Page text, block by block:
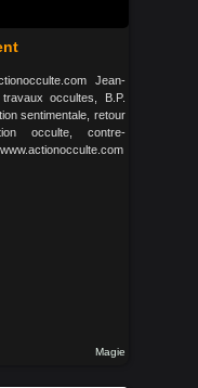
Jean-
occultes, B.P.
sentimentale, retour
occulte, contre-
Magie